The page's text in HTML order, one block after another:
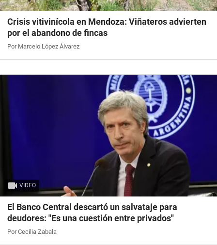
Crisis vitivinícola en Mendoza: Viñateros advierten
por el abandono de fincas
Por Marcelo López Álvarez
VIDEO
El Banco Central descartó un salvataje para
deudores: "Es una cuestión entre privados"
Por Cecilia Zabala